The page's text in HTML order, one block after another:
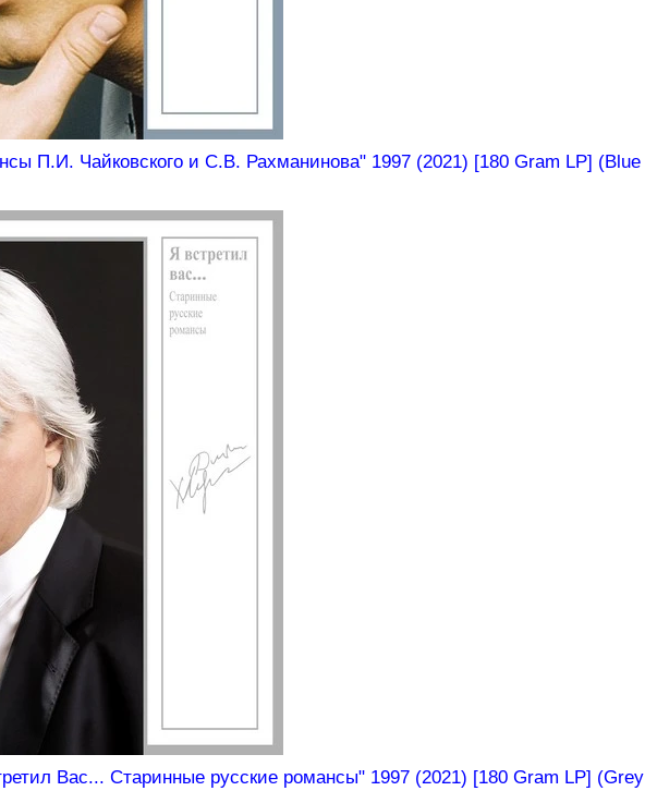
П.И. Чайковского и С.В. Рахманинова" 1997 (2021) [180 Gram LP] (Blue
Вас... Старинные русские романсы" 1997 (2021) [180 Gram LP] (Grey